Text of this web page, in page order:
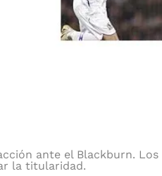
ante el Blackburn.
la titularidad.